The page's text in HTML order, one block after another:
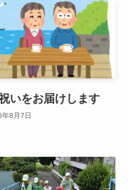
いをお届けします
8月7日